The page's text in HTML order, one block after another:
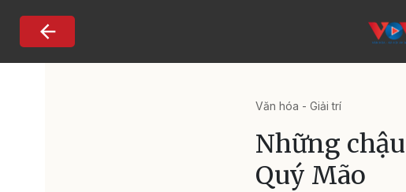
Văn hóa - Giải trí
Những
Quý Mão